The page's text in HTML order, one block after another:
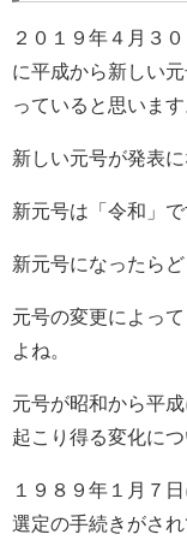
２０１９年４月３
に平成から新しい
っていると思います
新しい元号が発表に
新元号は「令和」で
新元号になったら
元号の変更によっ
よね。
元号が昭和から平
起こり得る変化に
１９８９年１月７
選定の手続きがさ